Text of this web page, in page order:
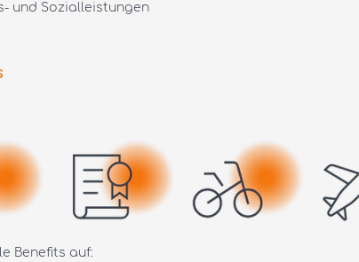
und Sozialleistungen
Benefits auf: